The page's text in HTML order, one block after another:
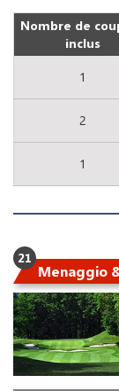
Nombre de
inclus
1
2
1
21
Menaggio